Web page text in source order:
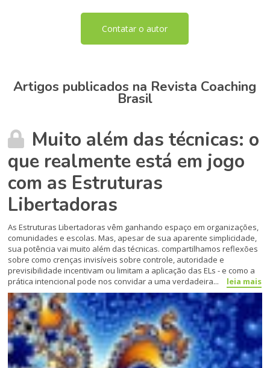
Contatar o autor
Artigos publicados na Revista Coaching
Brasil
Muito além das técnicas: o
que realmente está em jogo
com as Estruturas
Libertadoras
As Estruturas Libertadoras vêm ganhando espaço em organizações,
comunidades e escolas. Mas, apesar de sua aparente simplicidade,
sua potência vai muito além das técnicas. compartilhamos reflexões
sobre como crenças invisíveis sobre controle, autoridade e
previsibilidade incentivam ou limitam a aplicação das ELs - e como a
prática intencional pode nos convidar a uma verdadeira...
leia mais